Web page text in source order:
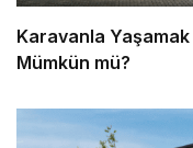
Karavanla Yaşamak
Mümkün mü?